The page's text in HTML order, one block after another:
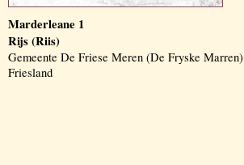
Marderleane 1
Rijs (Riis)
Gemeente De Friese Meren (De Fryske Marren)
Friesland